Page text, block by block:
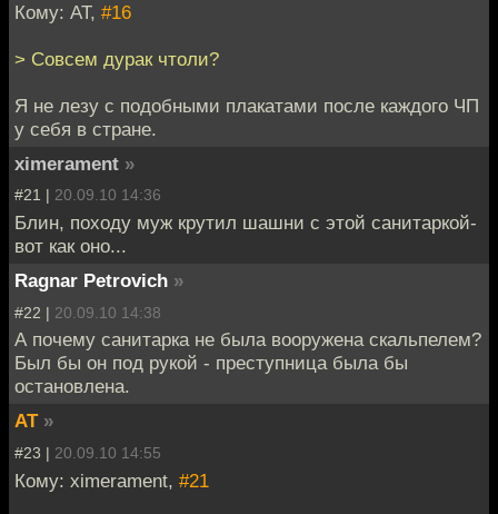
Кому: AT, #16
> Совсем дурак чтоли?
Я не лезу с подобными плакатами после каждого ЧП
у себя в стране.
ximerament »
#21 | 20.09.10 14:36
Блин, походу муж крутил шашни с этой санитаркой-
вот как оно...
Ragnar Petrovich »
#22 | 20.09.10 14:38
А почему санитарка не была вооружена скальпелем?
Был бы он под рукой - преступница была бы
остановлена.
AT »
#23 | 20.09.10 14:55
Кому: ximerament, #21